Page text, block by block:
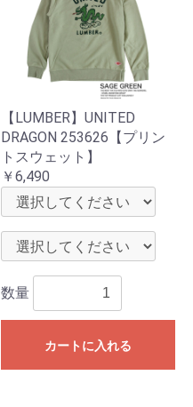
【LUMBER】UNITED
DRAGON 253626【プリン
トスウェット】
￥6,490
数量
カートに入れる